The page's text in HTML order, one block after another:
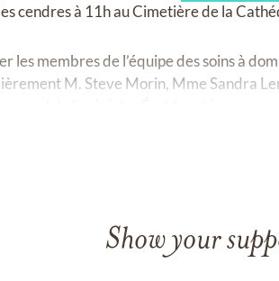
cendres à 11h au Cimetière de la
les membres de l’équipe des soins à
M. Steve Morin, Mme Sandra
Show your